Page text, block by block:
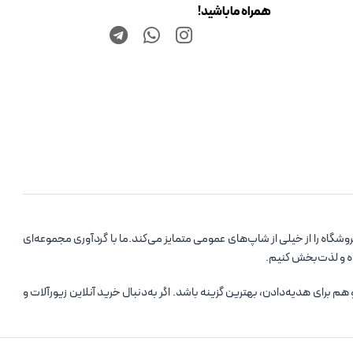
همراه ما باشید!
را از خیلی از شاپ‌های عمومی متمایز می‌کند.ما با گردآوری مجموعه‌ای
و لذت‌بخش کنیم.
هدیه‌دادن، بهترین گزینه باشد. اگر به‌دنبال خرید آنلاین زیورآلات و